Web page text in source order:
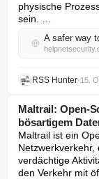
physische
sein. …
RSS Hunter•15.
Maltrail: Open-
bösartigem
Maltrail ist ein
verdächtige
den Verkehr mit